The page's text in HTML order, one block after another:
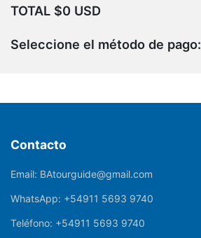
TOTAL $0 USD
Seleccione el método de pago:
Contacto
Email: BAtourguide@gmail.com
WhatsApp: +54911 5693 9740
Teléfono: +54911 5693 9740